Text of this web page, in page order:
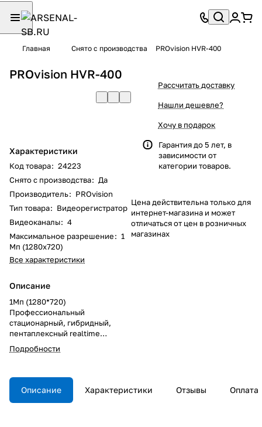
Главная Снято с производства PROvision HVR-400
PROvision HVR-400
Характеристики
Код товара: 24223
Снято с производства: Да
Производитель: PROvision
Тип товара: Видеорегистратор
Видеоканалы: 4
Максимальное разрешение: 1
Мп (1280x720)
Все характеристики
Описание
1Мп (1280*720)
Профессиональный
стационарный, гибридный,
пентаплексный realtime
видеорегистратор на 4 канала,
поддерживающий запись в
аналоговом разрешении AHD-N
(960*1080) Каналов: 4 видео, 4
аудио; Суммарная скорость
Подробности
Рассчитать доставку
Нашли дешевле?
Хочу в подарок
Гарантия до 5 лет, в
зависимости от
категории товаров.
Цена действительна только для
интернет-магазина и может
отличаться от цен в розничных
магазинах
Описание Характеристики Отзывы Оплата